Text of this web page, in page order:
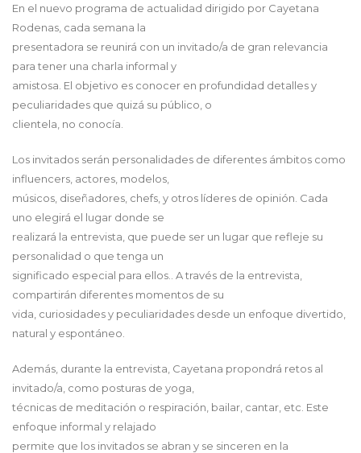
En el nuevo programa de actualidad dirigido por Cayetana
Rodenas, cada semana la
presentadora se reunirá con un invitado/a de gran relevancia
para tener una charla informal y
amistosa. El objetivo es conocer en profundidad detalles y
peculiaridades que quizá su público, o
clientela, no conocía.
Los invitados serán personalidades de diferentes ámbitos como
influencers, actores, modelos,
músicos, diseñadores, chefs, y otros líderes de opinión. Cada
uno elegirá el lugar donde se
realizará la entrevista, que puede ser un lugar que refleje su
personalidad o que tenga un
significado especial para ellos.. A través de la entrevista,
compartirán diferentes momentos de su
vida, curiosidades y peculiaridades desde un enfoque divertido,
natural y espontáneo.
Además, durante la entrevista, Cayetana propondrá retos al
invitado/a, como posturas de yoga,
técnicas de meditación o respiración, bailar, cantar, etc. Este
enfoque informal y relajado
permite que los invitados se abran y se sinceren en la